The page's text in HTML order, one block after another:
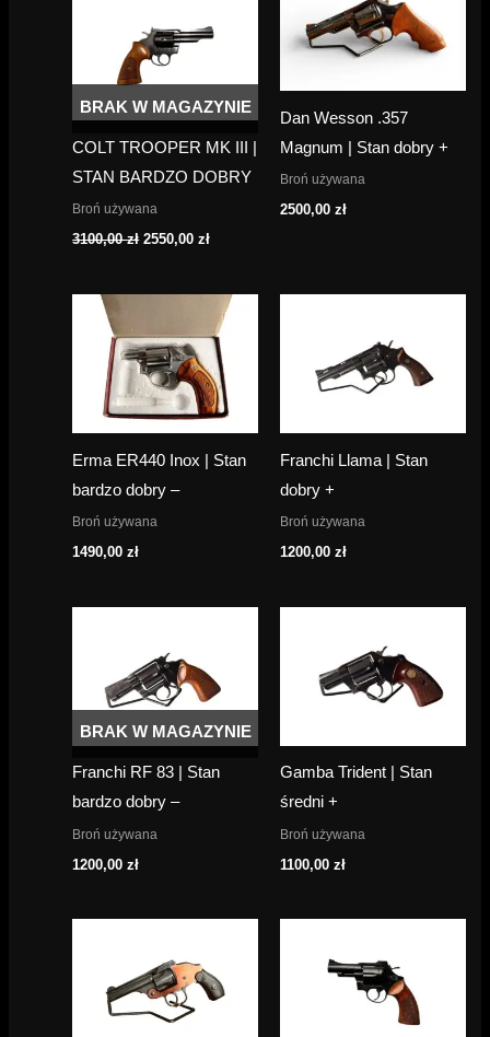
BRAK W MAGAZYNIE
COLT TROOPER MK III |
STAN BARDZO DOBRY
Broń używana
3100,00zł Pierwotna
2550,00złAktualna
Dan Wesson .357
Magnum | Stan dobry +
Broń używana
2500,00 zł
Erma ER440 Inox | Stan
bardzo dobry –
Broń używana
1490,00zł
Franchi Llama | Stan
dobry +
Broń używana
1200,00 zł
BRAK W MAGAZYNIE
Franchi RF 83 | Stan
bardzo dobry –
Broń używana
1200,00zł
Gamba Trident | Stan
średni +
Broń używana
1100,00 zł